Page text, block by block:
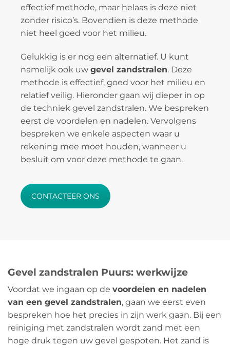
effectief methode, maar helaas is deze niet
zonder risico’s. Bovendien is deze methode
niet heel goed voor het milieu.
Gelukkig is er nog een alternatief. U kunt
namelijk ook uw gevel zandstralen. Deze
methode is effectief, goed voor het milieu en
relatief veilig. Hieronder gaan wij dieper in op
de techniek gevel zandstralen. We bespreken
eerst de voordelen en nadelen. Vervolgens
bespreken we enkele aspecten waar u
rekening mee moet houden, wanneer u
besluit om voor deze methode te gaan.
CONTACTEER ONS
Gevel zandstralen Puurs: werkwijze
Voordat we ingaan op de voordelen en nadelen
van een gevel zandstralen, gaan we eerst even
bespreken hoe het precies in zijn werk gaan. Bij een
reiniging met zandstralen wordt zand met een
hoge druk tegen uw gevel gespoten. Het zand is